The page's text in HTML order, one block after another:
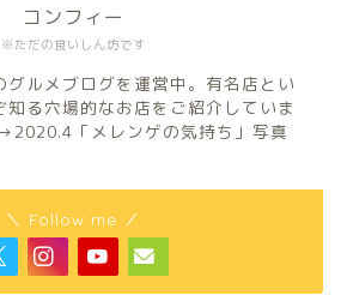
※ただの食いしん坊です
コンフィー
グルメブログを運営中。有名店とい
知る穴場的なお店をご紹介していま
「メレンゲの気持ち」写真
＼ Follow me ／